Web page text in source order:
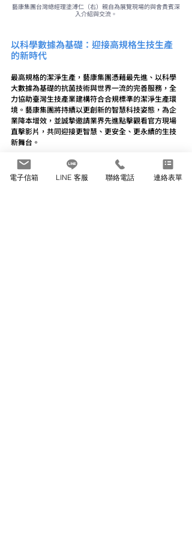
藝康集團台灣總經理塗溥仁（右）親自為展覽現場的與會貴賓深
入介紹與交流。
以科學數據為基礎：迎接高規格生技生產
的新時代
最高規格的潔淨生產，藝康集團憑藉最先進、以科學
大數據為基礎的抗菌技術與世界一流的完善服務，全
力協助臺灣生技產業建構符合合規標準的潔淨生產環
境。藝康集團將持續以更創新的智慧科技姿態，為企
業降本增效，並誠摯邀請業界先進點擊觀看官方現場
直擊影片，共同迎接更智慧、更安全、更永續的生技
新舞台。
https://video.wixstatic.com/video/fdaaba
電子信箱 LINE 客服 聯絡電話 連絡表單